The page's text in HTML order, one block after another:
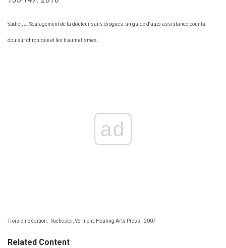
Sadler, J. Soulagement de la douleur sans drogues: un guide d'auto-assistance pour la
douleur chronique et les traumatismes.
ad
Troisième édition. Rochester, Vermont: Healing Arts Press. 2007
Related Content